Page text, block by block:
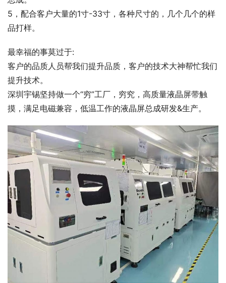
5，配合客户大量的1寸-33寸，各种尺寸的，几个几个的样
品打样。
最幸福的事莫过于:
客户的品质人员帮我们提升品质，客户的技术大神帮忙我们
提升技术。
深圳宇锡坚持做一个“穷”工厂，穷究，高质量液晶屏带触
摸，满足电磁兼容，低温工作的液晶屏总成研发&生产。